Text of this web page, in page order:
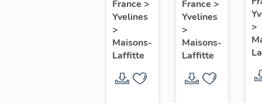
France >
Yvelines
>
Maisons-
Laffitte
intérieur)
France >
Yvelines
>
Maisons-
Laffitte
>